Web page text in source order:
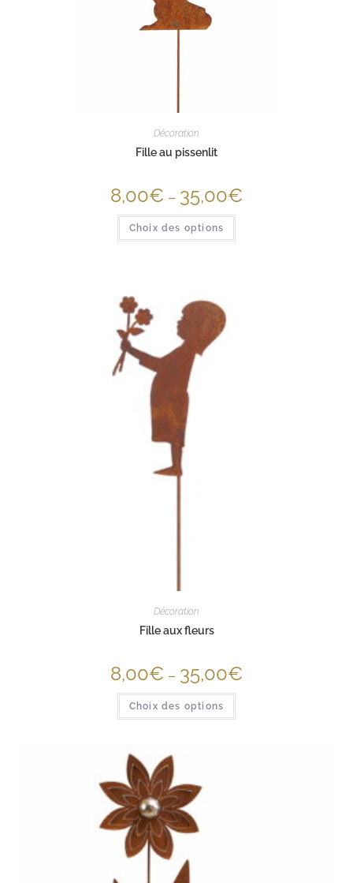
Décoration
Fille au pissenlit
8,00€ – 35,00€
Choix des options
Décoration
Fille aux fleurs
8,00€ – 35,00€
Choix des options